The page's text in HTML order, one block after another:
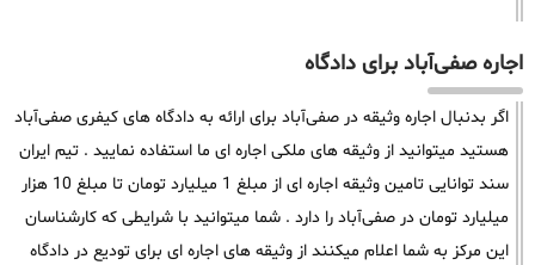
اجاره صفی‌آباد برای دادگاه
اگر بدنبال اجاره وثیقه در صفی‌آباد برای ارائه به دادگاه های کیفری صفی‌آباد
هستید میتوانید از وثیقه های ملکی اجاره ای ما استفاده نمایید . تیم ایران
سند توانایی تامین وثیقه اجاره ای از مبلغ 1 میلیارد تومان تا مبلغ 10 هزار
میلیارد تومان در صفی‌آباد را دارد . شما میتوانید با شرایطی که کارشناسان
این مرکز به شما اعلام میکنند از وثیقه های اجاره ای برای تودیع در دادگاه